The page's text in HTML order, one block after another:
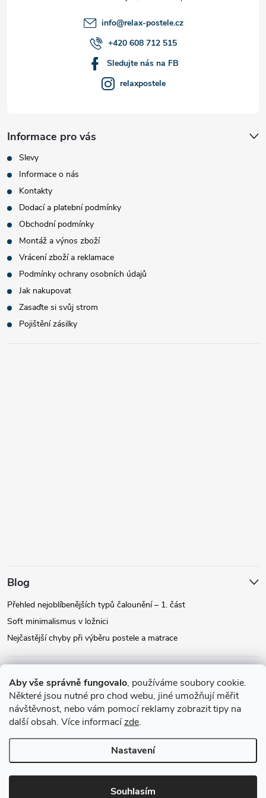
Aby vše správně fungovalo, používáme soubory cookie.
Některé jsou nutné pro chod webu, jiné umožňují měřit
návštěvnost, nebo vám pomocí reklamy zobrazit tipy na
další obsah. Více informacízde.
Nastavení
Souhlasím
info@relax-postele.cz
+420 608 712 515
Sledujte nás na FB
relaxpostele
Informace pro vás
Slevy
Informace o nás
Kontakty
Dodací a platební podmínky
Obchodní podmínky
Montáž a výnos zboží
Vrácení zboží a reklamace
Podmínky ochrany osobních údajů
Jak nakupovat
Zasaďte si svůj strom
Pojištění zásilky
Blog
Přehled nejoblíbenějších typů čalounění – 1. část
Soft minimalismus v ložnici
Nejčastější chyby při výběru postele a matrace
Instagram
Copyright 2026Relax-postele.cz. Všechna práva vyhrazena.Upravit
nastavení cookies